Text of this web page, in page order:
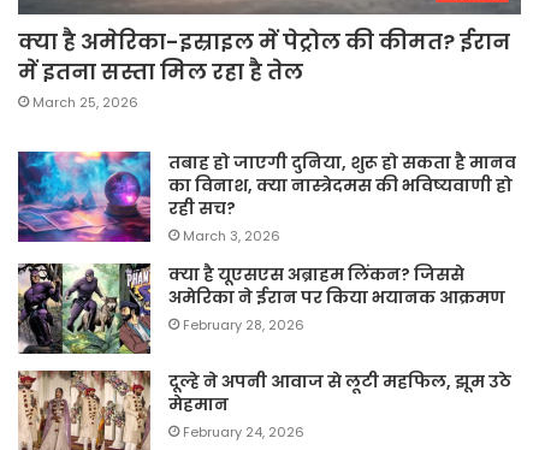
क्या है अमेरिका-इस्राइल में पेट्रोल की कीमत? ईरान
में इतना सस्ता मिल रहा है तेल
March 25, 2026
तबाह हो जाएगी दुनिया, शुरू हो सकता है मानव
का विनाश, क्या नास्त्रेदमस की भविष्यवाणी हो
रही सच?
March 3, 2026
क्या है यूएसएस अब्राहम लिंकन? जिससे
अमेरिका ने ईरान पर किया भयानक आक्रमण
February 28, 2026
दूल्हे ने अपनी आवाज से लूटी महफिल, झूम उठे
मेहमान
February 24, 2026